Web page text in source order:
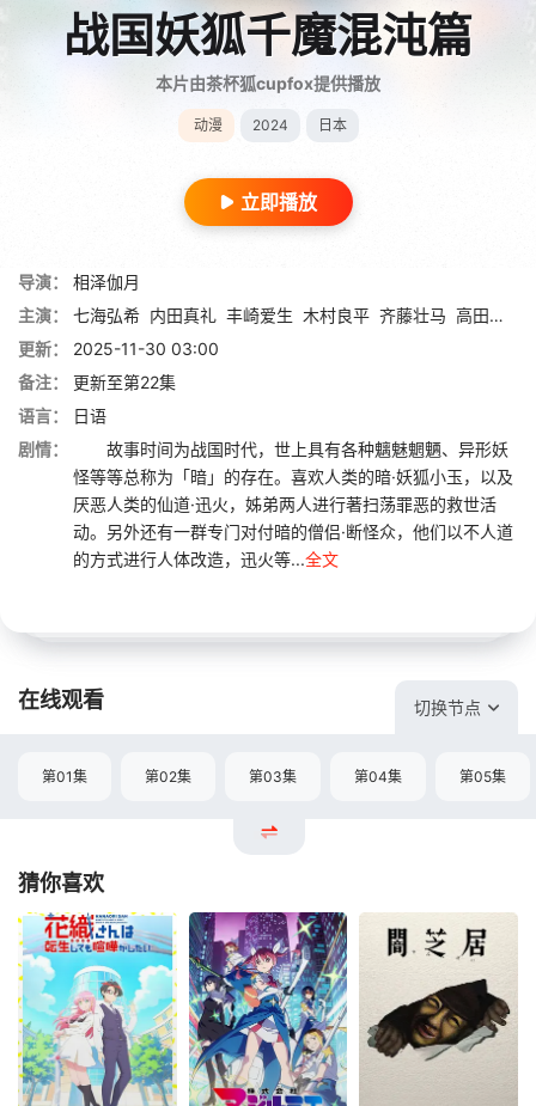
战国妖狐千魔混沌篇
本片由茶杯狐cupfox提供播放
动漫 2024 日本
立即播放
导演：
相泽伽月
主演：
七海弘希 内田真礼 丰崎爱生 木村良平 齐藤壮马 高田忧希
更新：
2025-11-30 03:00
备注：
更新至第22集
语言：
日语
剧情：
故事时间为战国时代，世上具有各种魑魅魍魉、异形妖
怪等等总称为「暗」的存在。喜欢人类的暗·妖狐小玉，以及
厌恶人类的仙道·迅火，姊弟两人进行著扫荡罪恶的救世活
动。另外还有一群专门对付暗的僧侣·断怪众，他们以不人道
的方式进行人体改造，迅火等...全文
在线观看 切换节点
第01集 第02集 第03集 第04集 第05集
猜你喜欢